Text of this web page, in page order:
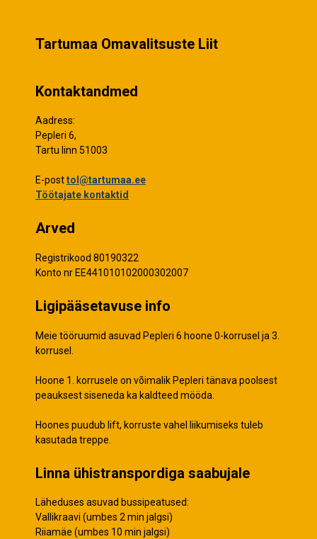
Tartumaa Omavalitsuste Liit
Kontaktandmed
Aadress:
Pepleri 6,
Tartu linn 51003
E-posttol@tartumaa.ee
Töötajate kontaktid
Arved
Registrikood 80190322
Konto nr EE441010102000302007
Ligipääsetavuse info
Meie tööruumid asuvad Pepleri 6 hoone 0-korrusel ja 3.
korrusel.
Hoone 1. korrusele on võimalik Pepleri tänava poolsest
peauksest siseneda ka kaldteed mööda.
Hoones puudub lift, korruste vahel liikumiseks tuleb
kasutada treppe.
Linna ühistranspordiga saabujale
Läheduses asuvad bussipeatused:
Vallikraavi (umbes 2 min jalgsi)
Riiamäe (umbes 10 min jalgsi)